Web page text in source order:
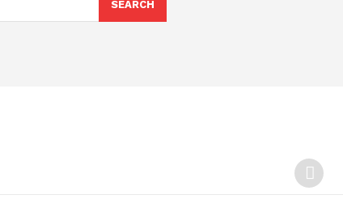
SEARCH